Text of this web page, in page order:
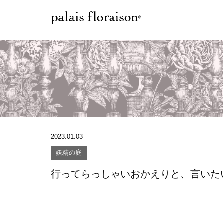
2023.01.03
妖精の庭
行ってらっしゃいおかえりと、言いた